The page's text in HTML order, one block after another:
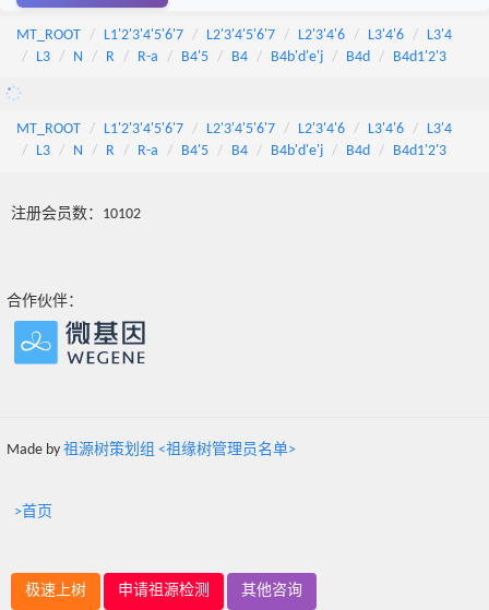
MT_ROOT L1'2'3'4'5'6'7 L2'3'4'5'6'7 L2'3'4'6 L3'4'6
L3'4
L3
N R R-a B4'5 B4 B4b'd'e'j B4d B4d1'2'3
MT_ROOT L1'2'3'4'5'6'7 L2'3'4'5'6'7 L2'3'4'6 L3'4'6
L3'4
L3
N R R-a B4'5 B4 B4b'd'e'j B4d B4d1'2'3
注册会员数：10102
合作伙伴：
Made by 祖源树策划组 <祖缘树管理员名单>
>首页
极速上树 申请祖源检测 其他咨询